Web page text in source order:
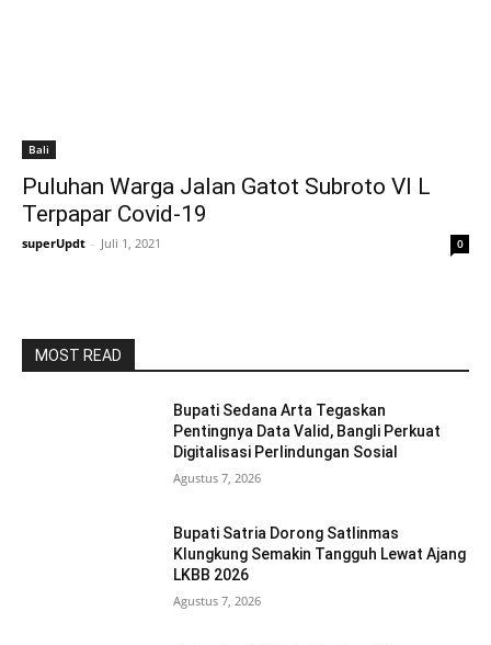
Bali
Puluhan Warga Jalan Gatot Subroto VI L
Terpapar Covid-19
superUpdt - Juli 1, 2021 0
MOST READ
Bupati Sedana Arta Tegaskan
Pentingnya Data Valid, Bangli Perkuat
Digitalisasi Perlindungan Sosial
Agustus 7, 2026
Bupati Satria Dorong Satlinmas
Klungkung Semakin Tangguh Lewat Ajang
LKBB 2026
Agustus 7, 2026